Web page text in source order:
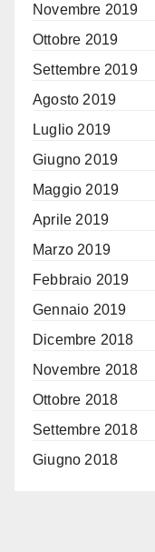
Novembre 2019
Ottobre 2019
Settembre 2019
Agosto 2019
Luglio 2019
Giugno 2019
Maggio 2019
Aprile 2019
Marzo 2019
Febbraio 2019
Gennaio 2019
Dicembre 2018
Novembre 2018
Ottobre 2018
Settembre 2018
Giugno 2018